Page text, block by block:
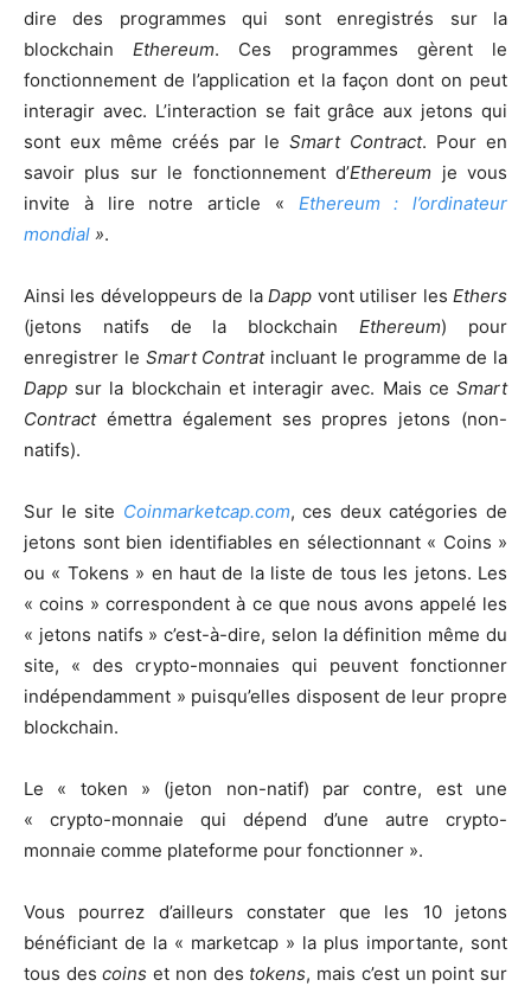
dire des programmes qui sont enregistrés sur la
blockchainEthereum. Ces programmes gèrent le
fonctionnement de l’application et la façon dont on peut
interagir avec. L’interaction se fait grâce aux jetons qui
sont eux même créés par leSmart Contract. Pour en
savoir plus sur le fonctionnement d’Ethereum je vous
invite à lire notre article « Ethereum : l’ordinateur
mondial ».
Ainsi les développeurs de laDapp vont utiliser lesEthers
(jetons natifs de la blockchainEthereum) pour
enregistrer le Smart Contratincluant le programme de la
Dapp sur la blockchain et interagir avec. Mais ce Smart
Contractémettra également ses propres jetons (non-
natifs).
Sur le site Coinmarketcap.com, ces deux catégories de
jetons sont bien identifiables en sélectionnant « Coins »
ou « Tokens » en haut de la liste de tous les jetons. Les
« coins » correspondent à ce que nous avons appelé les
« jetons natifs » c’est-à-dire, selon la définition même du
site, « des crypto-monnaies qui peuvent fonctionner
indépendamment » puisqu’elles disposent de leur propre
blockchain.
Le « token » (jeton non-natif) par contre, est une
« crypto-monnaie qui dépend d’une autre crypto-
monnaie comme plateforme pour fonctionner ».
Vous pourrez d’ailleurs constater que les 10 jetons
bénéficiant de la « marketcap » la plus importante, sont
tous descoins et non des tokens, mais c’est un point sur